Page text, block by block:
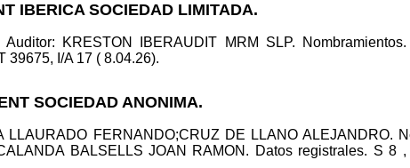
IBERICA SOCIEDAD LIMITADA.
KRESTON IBERAUDIT MRM SLP.
39675, I/A 17 ( 8.04.26).
SOCIEDAD ANONIMA.
LLAURADO FERNANDO;CRUZ DE LLANO ALEJANDRO.
BALSELLS JOAN RAMON. Datos registrales. S 8